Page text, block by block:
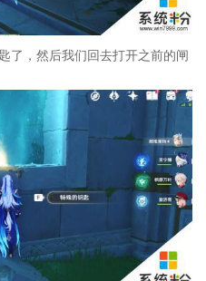
了，然后我们回去打开之前的闸